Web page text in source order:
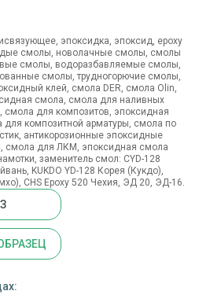
эпоксидка, эпоксид, epoxy
смолы, новолачные смолы, смолы
смолы, водоразбавляемые смолы,
смолы, трудногорючие смолы,
клей, смола DER, смола Olin,
смола, смола для наливных
смола для композитов, эпоксидная
композитной арматуры, смола по
антикорозионные эпоксидные
смола для ЛКМ, эпоксидная смола
заменитель смол: CYD-128
KUKDO YD-128 Корея (Кукдо),
CHS Epoxy 520 Чехия, ЭД 20, ЭД-16.